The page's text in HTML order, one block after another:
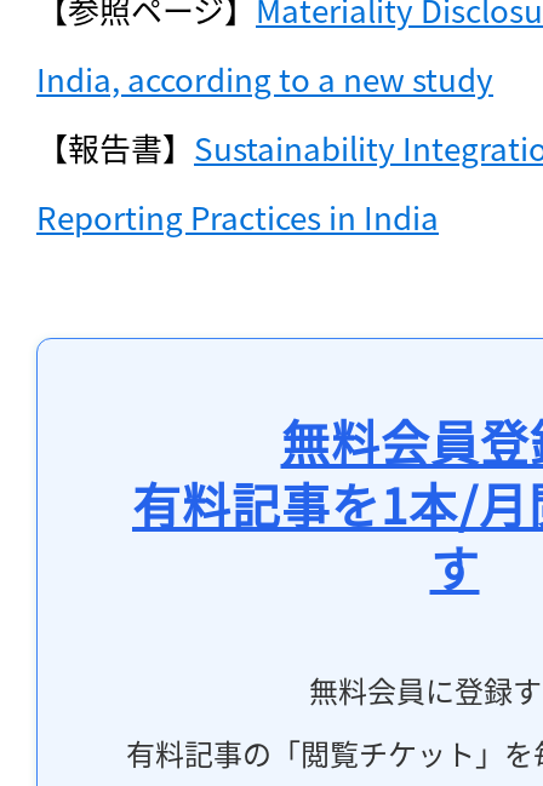
India, according to a new study
【報告書】 Sustainability
Reporting Practices in India
無料会員
有料記事を1本/
す
無料会員に登録
有料記事の「閲覧チケット」